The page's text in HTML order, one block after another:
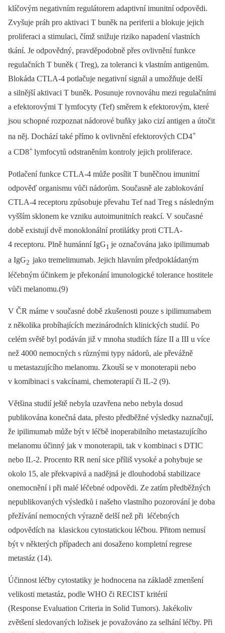
klíčovým negativním regulátorem adaptivní imunitní odpovědi.
Zvyšuje práh pro aktivaci T buněk na periferii a blokuje jejich
proliferaci a stimulaci, čímž snižuje riziko napadení vlastních
tkání. Je odpovědný, pravděpodobně přes ovlivnění funkce
regulačních T buněk ( Treg), za toleranci k vlastním antigenům.
Blokáda CTLA-4 potlačuje negativní signál a umožňuje delší
a silnější aktivaci T buněk. Posunuje rovnováhu mezi regulačními
a efektorovými T lymfocyty (Tef) směrem k efektorovým, které
jsou schopné rozpoznat nádorové buňky jako cizí antigen a útočit
na něj. Dochází také přímo k ovlivnění efektorových CD4+
a CD8+ lymfocytů odstraněním kontroly jejich proliferace.
Potlačení funkce CTLA-4 může posílit T buněčnou imunitní
odpověď organismu vůči nádorům. Současně ale zablokování
CTLA-4 receptoru způsobuje převahu Tef nad Treg s následným
vyšším sklonem ke vzniku autoimunitních reakcí. V současné
době existují dvě monoklonální protilátky proti CTLA-
4 receptoru. Plně humánní IgG1je označována jako ipilimumab
a IgG2jako tremelimumab. Jejich hlavním předpokládaným
léčebným účinkem je překonání imunologické tolerance hostitele
vůči melanomu.(9)
V ČR máme v současné době zkušenosti pouze s ipilimumabem
z několika probíhajících mezinárodních klinických studií. Po
celém světě byl podáván již v mnoha studiích fáze II a III u více
než 4000 nemocných s různými typy nádorů, ale převážně
u metastazujícího melanomu. Zkouší se v monoterapii nebo
v komibinaci s vakcínami, chemoterapií či IL-2 (9).
Většina studií ještě nebyla uzavřena nebo nebyla dosud
publikována konečná data, přesto předběžné výsledky naznačují,
že ipilimumab může být v léčbě inoperabilního metastazujícího
melanomu účinný jak v monoterapii, tak v kombinaci s DTIC
nebo IL-2. Procento RR není sice příliš vysoké a pohybuje se
okolo 15, ale překvapivá a nadějná je dlouhodobá stabilizace
onemocnění i při malé léčebné odpovědi. Ze zatím předběžných
nepublikovaných výsledků i našeho vlastního pozorování je doba
přežívání nemocných výrazně delší než při léčebných
odpovědích na klasickou cytostatickou léčbou. Přitom nemusí
být v některých případech ani dosaženo kompletní regrese
metastáz (14).
Účinnost léčby cytostatiky je hodnocena na základě zmenšení
velikosti metastáz, podle WHO či RECIST kritérií
(Response Evaluation Criteria in Solid Tumors). Jakékoliv
zvětšení sledovaných ložisek je považováno za selhání léčby. Při